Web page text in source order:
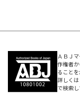
ＡＢＪ
作権者
ること
詳しく
で検索